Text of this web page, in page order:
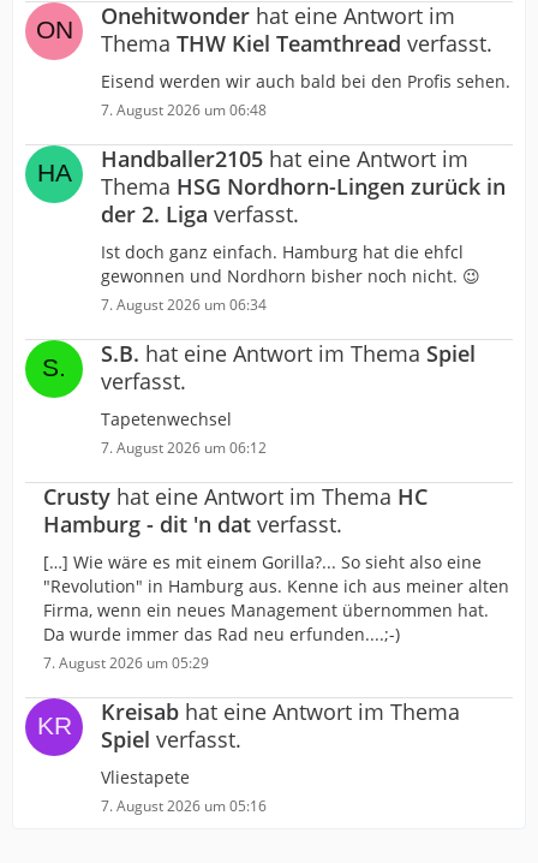
Onehitwonder hat eine Antwort im
Thema THW Kiel Teamthread verfasst.
Eisend werden wir auch bald bei den Profis sehen.
7. August 2026 um 06:48
Handballer2105 hat eine Antwort im
Thema HSG Nordhorn-Lingen zurück in
der 2. Liga verfasst.
Ist doch ganz einfach. Hamburg hat die ehfcl
gewonnen und Nordhorn bisher noch nicht. 😉
7. August 2026 um 06:34
S.B. hat eine Antwort im Thema Spiel
verfasst.
Tapetenwechsel
7. August 2026 um 06:12
Crusty hat eine Antwort im Thema HC
Hamburg - dit 'n dat verfasst.
[…] Wie wäre es mit einem Gorilla?... So sieht also eine
"Revolution" in Hamburg aus. Kenne ich aus meiner alten
Firma, wenn ein neues Management übernommen hat.
Da wurde immer das Rad neu erfunden....;-)
7. August 2026 um 05:29
Kreisab hat eine Antwort im Thema
Spiel verfasst.
Vliestapete
7. August 2026 um 05:16